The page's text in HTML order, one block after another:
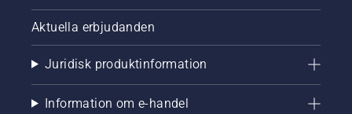
Aktuella erbjudanden
Juridisk produktinformation
Information om e-handel